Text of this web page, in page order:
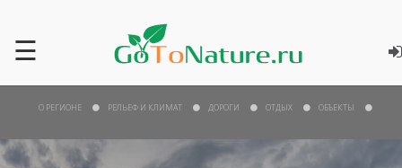
☰
О РЕГИОНЕ РЕЛЬЕФ И КЛИМАТ ДОРОГИ ОТДЫХ ОБЪЕКТЫ